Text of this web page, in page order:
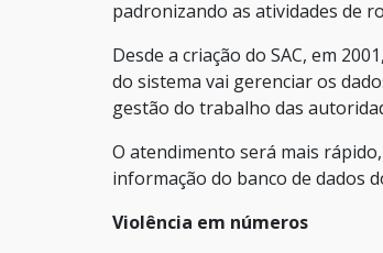
padronizando as atividades de
Desde a criação do SAC, em
do sistema vai gerenciar os
gestão do trabalho das
O atendimento será mais
informação do banco de dados
Violência em números